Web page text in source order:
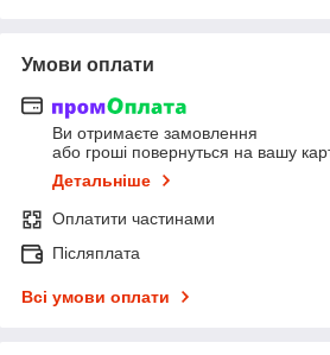
Умови оплати
Ви отримаєте замовлення
або гроші повернуться на вашу
Детальніше
Оплатити частинами
Післяплата
Всі умови оплати